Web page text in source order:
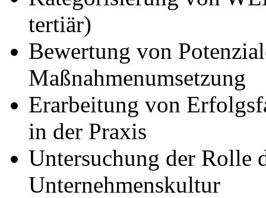
tertiär)
Bewertung von
Maßnahmenumsetzung
Erarbeitung von
in der Praxis
Untersuchung der Rolle
Unternehmenskultur